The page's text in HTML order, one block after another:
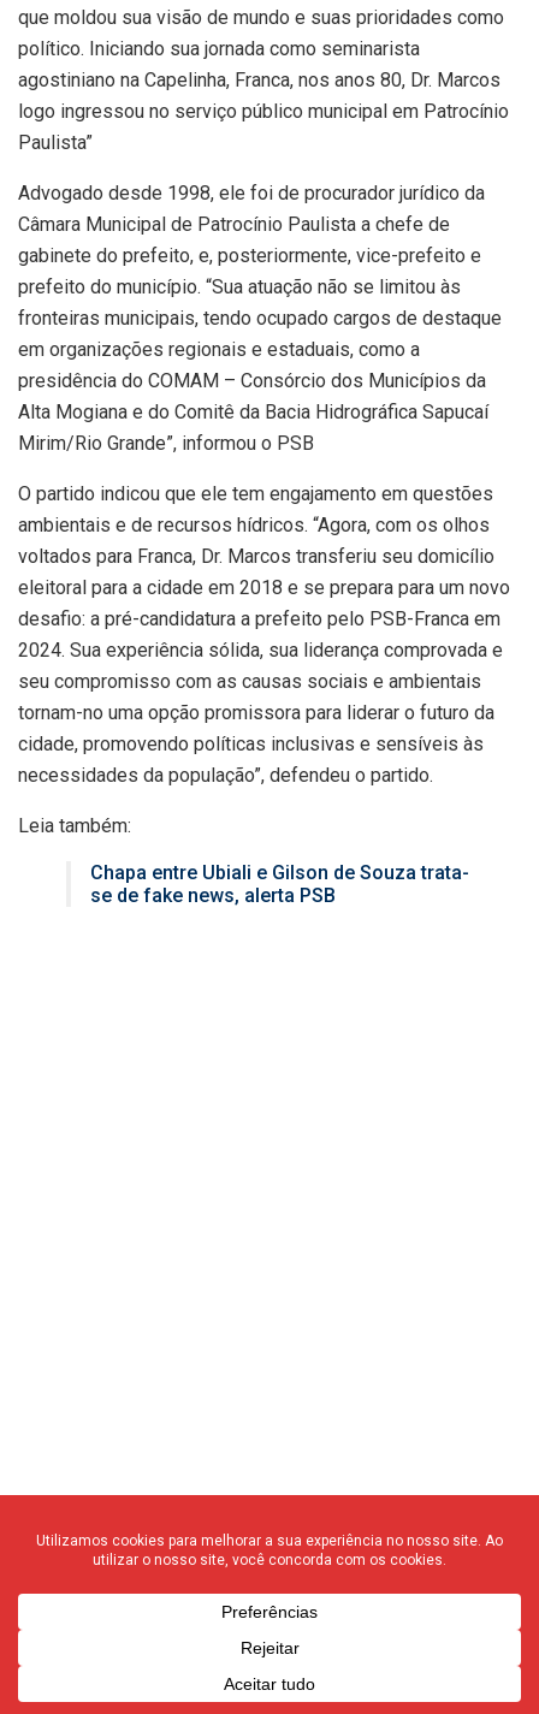
que moldou sua visão de mundo e suas prioridades como
político. Iniciando sua jornada como seminarista
agostiniano na Capelinha, Franca, nos anos 80, Dr. Marcos
logo ingressou no serviço público municipal em Patrocínio
Paulista”
Advogado desde 1998, ele foi de procurador jurídico da
Câmara Municipal de Patrocínio Paulista a chefe de
gabinete do prefeito, e, posteriormente, vice-prefeito e
prefeito do município. “Sua atuação não se limitou às
fronteiras municipais, tendo ocupado cargos de destaque
em organizações regionais e estaduais, como a
presidência do COMAM – Consórcio dos Municípios da
Alta Mogiana e do Comitê da Bacia Hidrográfica Sapucaí
Mirim/Rio Grande”, informou o PSB
O partido indicou que ele tem engajamento em questões
ambientais e de recursos hídricos. “Agora, com os olhos
voltados para Franca, Dr. Marcos transferiu seu domicílio
eleitoral para a cidade em 2018 e se prepara para um novo
desafio: a pré-candidatura a prefeito pelo PSB-Franca em
2024. Sua experiência sólida, sua liderança comprovada e
seu compromisso com as causas sociais e ambientais
tornam-no uma opção promissora para liderar o futuro da
cidade, promovendo políticas inclusivas e sensíveis às
necessidades da população”, defendeu o partido.
Leia também:
Chapa entre Ubiali e Gilson de Souza trata-
se de fake news, alerta PSB